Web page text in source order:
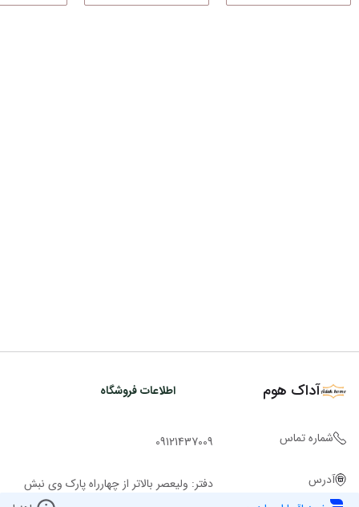
آداک هوم اطلاعات فروشگاه
شماره تماس 09121437009
آدرس
دفتر: ولیعصر بالاتر از چهارراه پارک وی نبش
کوچه ملاح ساختمان روشن پ 2943 ط 1